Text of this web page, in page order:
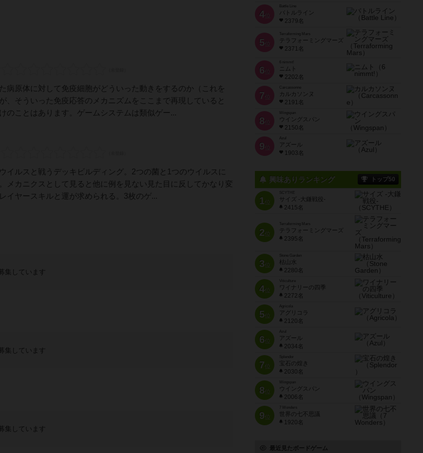
病原体に対して免疫細胞がどういった動きをするのか（これを
、そういった免疫応答のメカニズムをここまで再現していると
のことはあります。ゲームシステムは類似ゲー...
イルスと戦うデッキビルディング。2つの菌と1つのウイルスに
メカニクスとして見ると他に例を見ない見た目に反してかなり変
イヤースキルと運が求められる。3枚のゲ...
集しています
集しています
集しています
4位
Battle Line
バトルライン
2379名
5 位
Terraforming Mars
テラフォーミングマーズ
2371名
6 位
ニムト
2202名
7 位
Carcassonne
カルカソンヌ
2191名
8 位
Wingspan
ウイングスパン
2150名
9 位
Azul
アズール
1903名
興味ありランキング トップ50
1位
SCYTHE
サイズ -大鎌戦役-
2415名
2位
Terraforming Mars
テラフォーミングマーズ
2395名
3位
Stone Garden
枯山水
2280名
4位
Viticulture
ワイナリーの四季
2272名
5位
Agricola
アグリコラ
2120名
6位
Azul
アズール
2034名
7位
宝石の煌き
2030名
8位
Wingspan
ウイングスパン
2006名
9位
7 Wonders
世界の七不思議
1920名
最近見たボードゲーム